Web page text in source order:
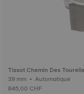
Tissot Chemin Des
39 mm • Automatique
845,00 CHF